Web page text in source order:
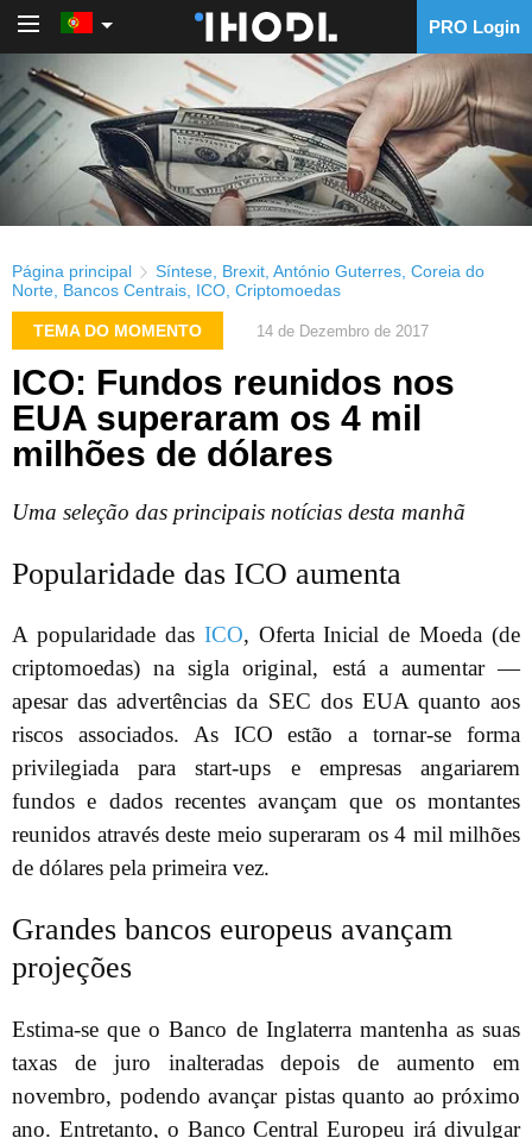
PRO Login
Página principal Síntese Brexit António Guterres Coreia do
Norte Bancos Centrais ICO Criptomoedas
TEMA DO MOMENTO 14 de Dezembro de 2017
ICO: Fundos reunidos nos
EUA superaram os 4 mil
milhões de dólares
Uma seleção das principais notícias desta manhã
Popularidade das ICO aumenta
A popularidade das ICO, Oferta Inicial de Moeda (de
criptomoedas) na sigla original, está a aumentar —
apesar das advertências da SEC dos EUA quanto aos
riscos associados. As ICO estão a tornar-se forma
privilegiada para start-ups e empresas angariarem
fundos e dados recentes avançam que os montantes
reunidos através deste meio superaram os 4 mil milhões
de dólares pela primeira vez.
Grandes bancos europeus avançam
projeções
Estima-se que o Banco de Inglaterra mantenha as suas
taxas de juro inalteradas depois de aumento em
novembro, podendo avançar pistas quanto ao próximo
ano. Entretanto, o Banco Central Europeu irá divulgar